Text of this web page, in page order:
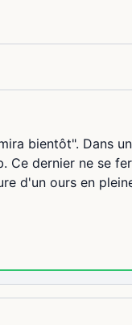
bientôt". Dans
Ce dernier ne se
d'un ours en